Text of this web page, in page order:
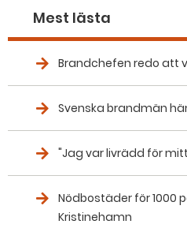
Mest lästa
Brandchefen redo att
Svenska brandmän
"Jag var livrädd för
Nödbostäder för 1000
Kristinehamn